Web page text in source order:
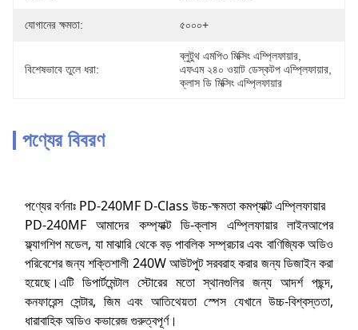
যোগানের ক্ষমতা: ৫০০০+
বিশেষভাবে তুলে ধরা:
ব্লুটুথ এমপি৩ মিক্সিং এম্প্লিফায়ার
এফএম ২৪০ ওয়াট ডেস্কটপ এম্প্লিফায়ার
ক্লাস ডি মিক্সিং এম্প্লিফায়ার
পণ্যের বিবরণ
পণ্যের বর্ণনাঃ PD-240MF D-Class উচ্চ-ক্ষমতা কমপ্যাক্ট এম্প্লিফায়ার
PD-240MF আমাদের কম্প্যাক্ট ডি-ক্লাস এম্প্লিফায়ার লাইনআপের
ফ্ল্যাগশিপ মডেল, যা মাঝারি থেকে বড় পাবলিক সম্প্রচার এবং বাণিজ্যিক অডিও
পরিবেশের জন্য শক্তিশালী 240W আউটপুট সরবরাহ করার জন্য ডিজাইন করা
হয়েছে।এটি ডিপার্টমেন্টাল স্টোরের মতো স্থানগুলির জন্য আদর্শ পছন্দ,
কনফারেন্স সেন্টার, জিম এবং আতিথেয়তা স্পেস যেখানে উচ্চ-বিশ্বস্ততা,
ধারাবাহিক অডিও কভারেজ গুরুত্বপূর্ণ।